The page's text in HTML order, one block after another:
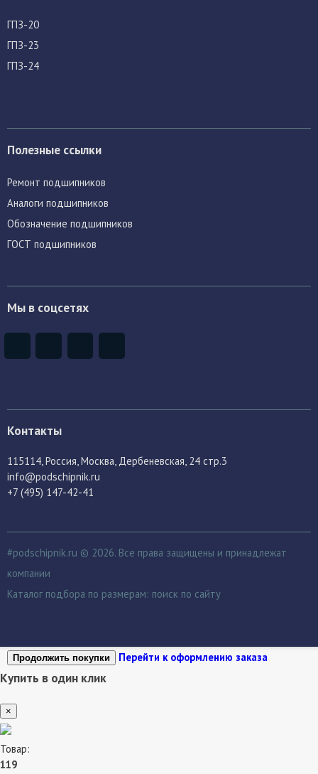
ГПЗ-20
ГПЗ-23
ГПЗ-24
Полезные ссылки
Ремонт подшипников
Аналоги подшипников
Обозначение подшипников
ГОСТ подшипников
Мы в соцсетях
Контакты
115114 , Россия, Москва, Дербеневская, 24 стр.3
info@podschipnik.ru
+7 (495) 147-42-41
#podschipnik.ru © 2026. Все права защищены и принадлежат
компании
Каталог подбора по размерам: поиск по сайту
Продолжить покупки Перейти к оформлению заказа
Купить в один клик
×
Товар:
119